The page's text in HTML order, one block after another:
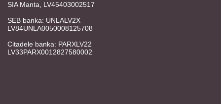
SIA Manta, LV45403002517
SEB banka: UNLALV2X
LV84UNLA0050008125708
Citadele banka: PARXLV22
LV33PARX0012827580002